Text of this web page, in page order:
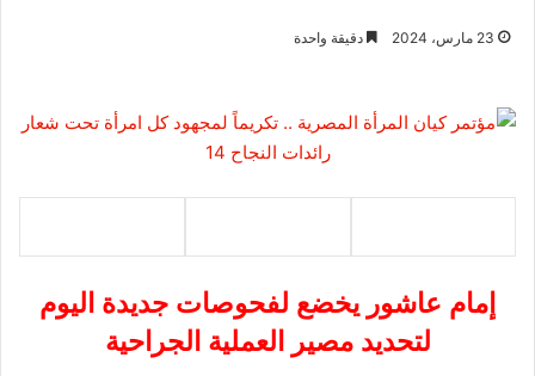
23 مارس، 2024 دقيقة واحدة
إمام عاشور يخضع لفحوصات جديدة اليوم
لتحديد مصير العملية الجراحية